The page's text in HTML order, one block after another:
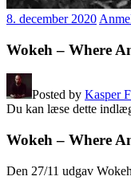
8. december 2020
Wokeh – Where
Posted by Kasper
Du kan læse dette
Wokeh – Where
Den 27/11 udgav